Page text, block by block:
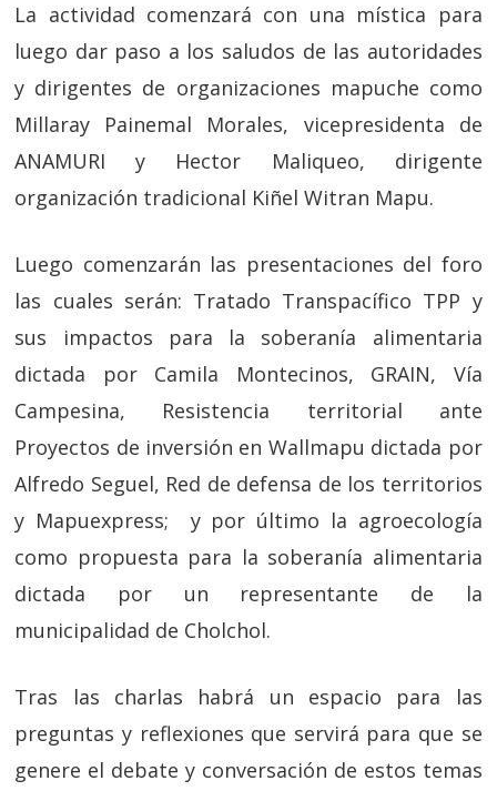
La actividad comenzará con una mística para
luego dar paso a los saludos de las autoridades
y dirigentes de organizaciones mapuche como
Millaray Painemal Morales, vicepresidenta de
ANAMURI y Hector Maliqueo, dirigente
organización tradicional Kiñel Witran Mapu.
Luego comenzarán las presentaciones del foro
las cuales serán: Tratado Transpacífico TPP y
sus impactos para la soberanía alimentaria
dictada por Camila Montecinos, GRAIN, Vía
Campesina, Resistencia territorial ante
Proyectos de inversión en Wallmapu dictada por
Alfredo Seguel, Red de defensa de los territorios
y Mapuexpress; y por último la agroecología
como propuesta para la soberanía alimentaria
dictada por un representante de la
municipalidad de Cholchol.
Tras las charlas habrá un espacio para las
preguntas y reflexiones que servirá para que se
genere el debate y conversación de estos temas